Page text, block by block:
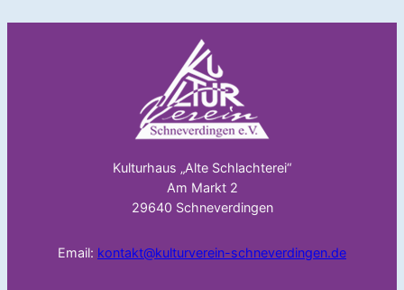
Kulturhaus „Alte Schlachterei“
Am Markt 2
29640 Schneverdingen
Email: kontakt@kulturverein-schneverdingen.de